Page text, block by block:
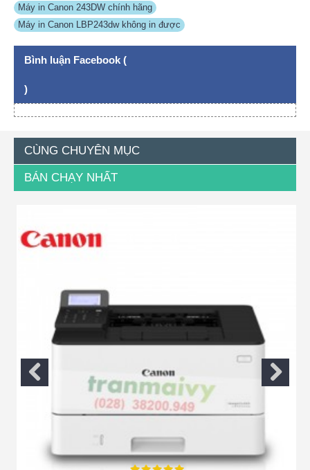
Máy in Canon 243DW chính hãng
Máy in Canon LBP243dw không in được
Bình luận Facebook (
)
CÙNG CHUYÊN MỤC
BÁN CHẠY NHẤT